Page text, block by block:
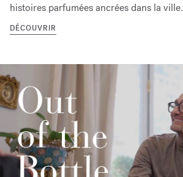
histoires parfumées ancrées dans la ville.
DÉCOUVRIR